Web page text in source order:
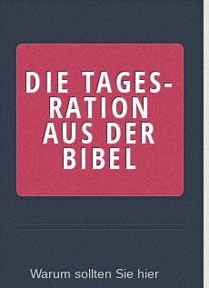
DIE TAGES-
RATION
AUS DER
BIBEL
Warum sollten Sie hier